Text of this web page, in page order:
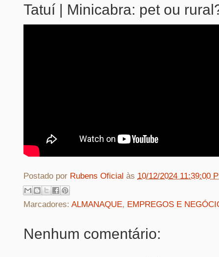
Tatuí | Minicabra: pet ou
Postado por Rubens Oficial às 10/12/2024 11:39:00
Marcadores: ALMANAQUE, EMPREGOS E
Nenhum comentário: